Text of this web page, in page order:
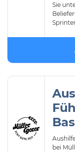
Sie
bei